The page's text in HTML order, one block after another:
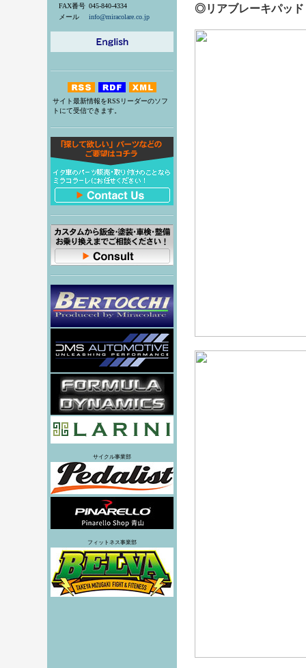
FAX番号 045-840-4334
メール
info@miracolare.co.jp
サイト最新情報をRSSリーダーのソフ
トにて受信できます。
サイクル事業部
フィットネス事業部
◎リアブレーキパッド